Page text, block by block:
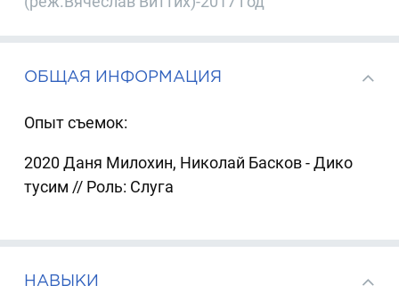
ОБЩАЯ ИНФОРМАЦИЯ
Опыт съемок:
2020 Даня Милохин, Николай Басков - Дико
тусим // Роль: Слуга
НАВЫКИ